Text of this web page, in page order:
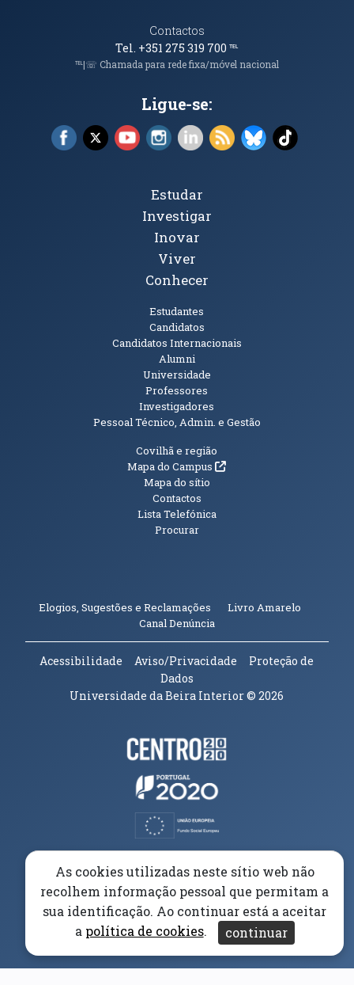
Contactos
Tel. +351 275 319 700℡
℡|☏ Chamada para rede fixa/móvel nacional
Ligue-se:
Facebook (abre em nova janela)
X (abre em nova janela)
YouTube (abre em nova janela)
Instagram (abre em nova janela)
LinkedIn (abre em nova
RSS (abre em nova
Bluesky (abre
TikTok
Tópicos Principais
Estudar
Investigar
Inovar
Viver
Conhecer
Estudantes
Candidatos
Candidatos Internacionais
Alumni
Universidade
Professores
Investigadores
Pessoal Técnico, Admin. e Gestão
Informações Adicionais
Covilhã e região
Mapa do Campus(abre em nova janela)
Mapa do sítio
Contactos
Lista Telefónica
Procurar
Elogios, Sugestões e Reclamações Livro Amarelo
Canal Denúncia(abre em nova janela)
Acessibilidade Aviso/Privacidade
Proteção de
Dados
Universidade da Beira Interior© 2026
Parceiros e Financiadores
(abre em nova janela)
(abre em nova janela)
As cookies utilizadas neste sítio web não
recolhem informação pessoal que permitam a
sua identificação. Ao continuar está a aceitar
a política de cookies. continuar